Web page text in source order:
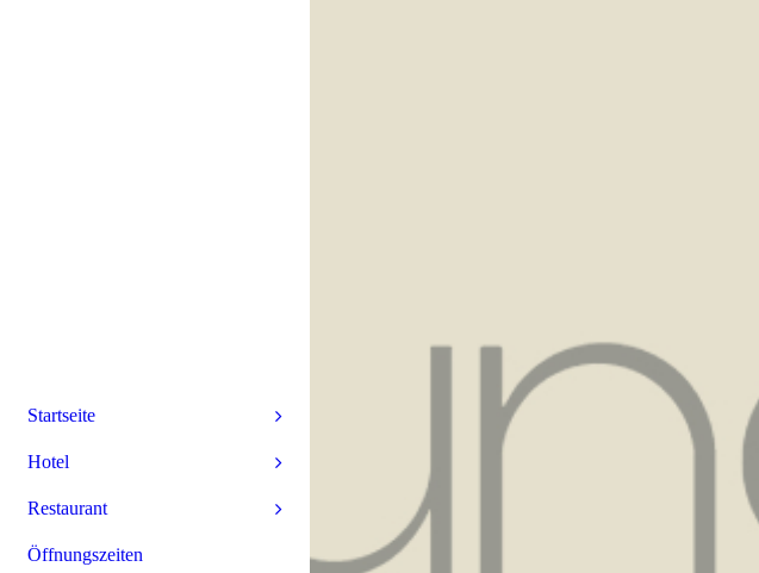
Startseite
Hotel
Restaurant
Öffnungszeiten